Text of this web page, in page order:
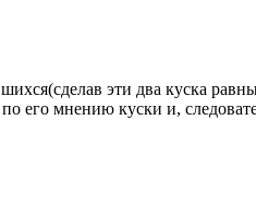
эти два куска
его мнению куски и,